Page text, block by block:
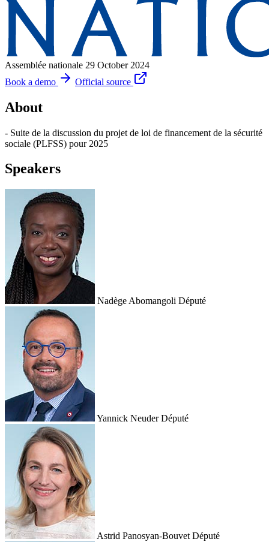
Assemblée nationale 29 October 2024
Book a demo
Official source
About
- Suite de la discussion du projet de loi de financement de la sécurité
sociale (PLFSS) pour 2025
Speakers
Nadège Abomangoli Député
Yannick Neuder Député
Astrid Panosyan-Bouvet Député